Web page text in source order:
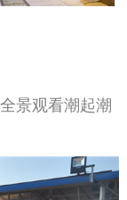
景观看潮起潮